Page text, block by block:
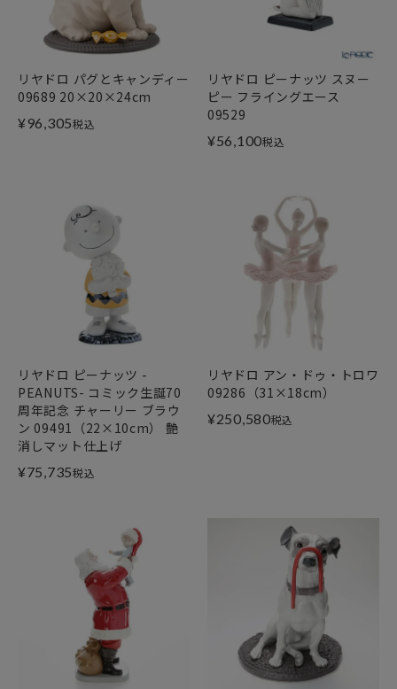
リヤドロ パグとキャンディー
09689 20×20×24cm
¥96,305税込
リヤドロ ピーナッツ スヌー
ピー フライングエース
09529
¥56,100税込
リヤドロ ピーナッツ -
PEANUTS- コミック生誕70
周年記念 チャーリー ブラウ
ン 09491（22×10cm） 艶
消しマット仕上げ
¥75,735税込
リヤドロ アン・ドゥ・トロワ
09286（31×18cm）
¥250,580税込